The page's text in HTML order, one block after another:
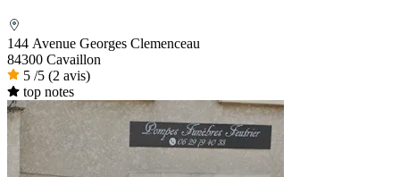
144 Avenue Georges Clemenceau
84300 Cavaillon
5 /5 (2 avis)
top notes